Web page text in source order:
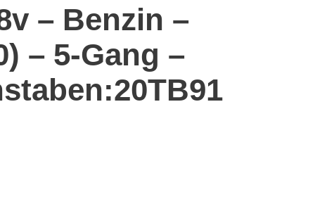
– Benzin –
– 5-Gang –